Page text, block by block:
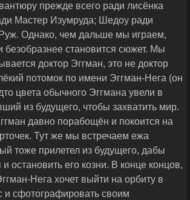
прежде всего ради лисёнка
Мастер Изумруда; Шедоу ради
Однако, чем дальше мы играем,
безобразнее становится сюжет. Мы
доктор Эггман, это не доктор
потомок по имени Эггман-Нега (он
цвета обычного Эггмана увели в
из будущего, чтобы захватить мир.
давно порабощён и покоится на
Тут же мы встречаем ежа
тоже прилетел из будущего, дабы
остановить его козни. В конце концов,
Нега хочет выйти на орбиту в
и сфотографировать своим